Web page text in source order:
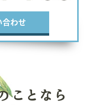
合わせ
ことなら